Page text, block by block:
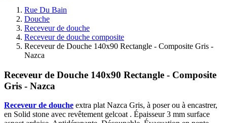
Rue Du Bain
Douche
Receveur de douche
Receveur de douche composite
Receveur de Douche 140x90 Rectangle - Composite Gris -
Nazca
Receveur de Douche 140x90 Rectangle - Composite
Gris - Nazca
Receveur de douche extra plat Nazca Gris, à poser ou à encastrer,
en Solid stone avec revêtement gelcoat . Épaisseur 3 mm surface